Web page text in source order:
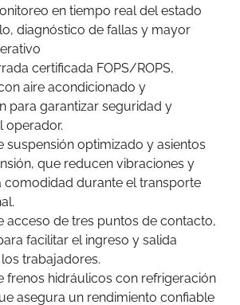
en tiempo real del estado
diagnóstico de fallas y mayor
certificada FOPS/ROPS,
aire acondicionado y
para garantizar seguridad y
operador.
suspensión optimizado y asientos
que reducen vibraciones y
comodidad durante el transporte
acceso de tres puntos de contacto,
facilitar el ingreso y salida
trabajadores.
frenos hidráulicos con refrigeración
asegura un rendimiento confiable